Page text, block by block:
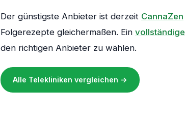
Der günstigste Anbieter ist derzeit CannaZen
Folgerezepte gleichermaßen. Ein
den richtigen Anbieter zu wählen.
Alle Telekliniken vergleichen →